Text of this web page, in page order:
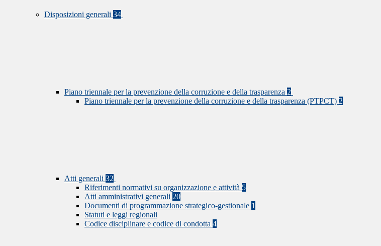
Disposizioni generali 34
Piano triennale per la prevenzione della corruzione e della trasparenza 2
Piano triennale per la prevenzione della corruzione e della trasparenza (PTPCT) 2
Atti generali 32
Riferimenti normativi su organizzazione e attività 5
Atti amministrativi generali 20
Documenti di programmazione strategico-gestionale 1
Statuti e leggi regionali
Codice disciplinare e codice di condotta 4